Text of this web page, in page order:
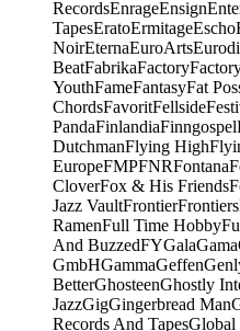
RecordsEnrageEnsign
TapesEratoErmitageEscho
NoirEternaEuroArts
BeatFabrikaFactory
YouthFameFantasyFat
ChordsFavoritFellside
PandaFinlandiaFinngospel
DutchmanFlying High
EuropeFMPFNRFontana
CloverFox & His Friends
Jazz VaultFrontierFrontiers
RamenFull Time Hobby
And BuzzedFYGalaGama
GmbHGammaGeffen
BetterGhosteenGhostly
JazzGigGingerbread Man
Records And TapesGlobal